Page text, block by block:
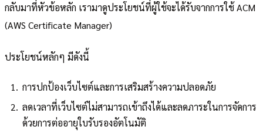
กลับมาที่หัวข้อหลัก เรามาดูประโยชน์ที่ผู้ใช้จะได้รับจากการใช้ ACM
(AWS Certificate Manager)
ประโยชน์หลักๆ มีดังนี้
การปกป้องเว็บไซต์และการเสริมสร้างความปลอดภัย
ลดเวลาที่เว็บไซต์ไม่สามารถเข้าถึงได้และลดภาระในการจัดการ
ด้วยการต่ออายุใบรับรองอัตโนมัติ